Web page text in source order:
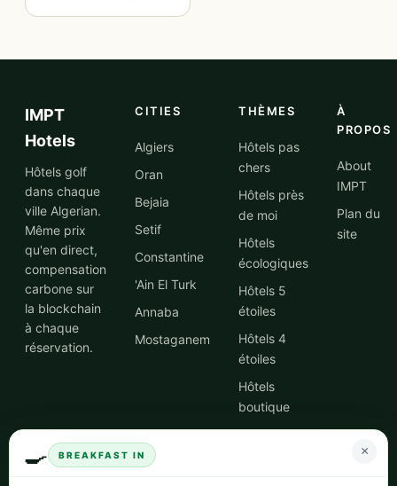
IMPT
Hotels
Hôtels golf
dans chaque
ville Algerian.
Même prix
qu'en direct,
compensation
carbone sur
la blockchain
à chaque
réservation.
CITIES
Algiers
Oran
Bejaia
Setif
Constantine
'Ain El Turk
Annaba
Mostaganem
THÈMES
Hôtels pas
chers
Hôtels près
de moi
Hôtels
écologiques
Hôtels 5
étoiles
Hôtels 4
étoiles
Hôtels
boutique
Hôtels avec
À
PROPOS
About
IMPT
Plan du
site
🍳 BREAKFAST IN ×